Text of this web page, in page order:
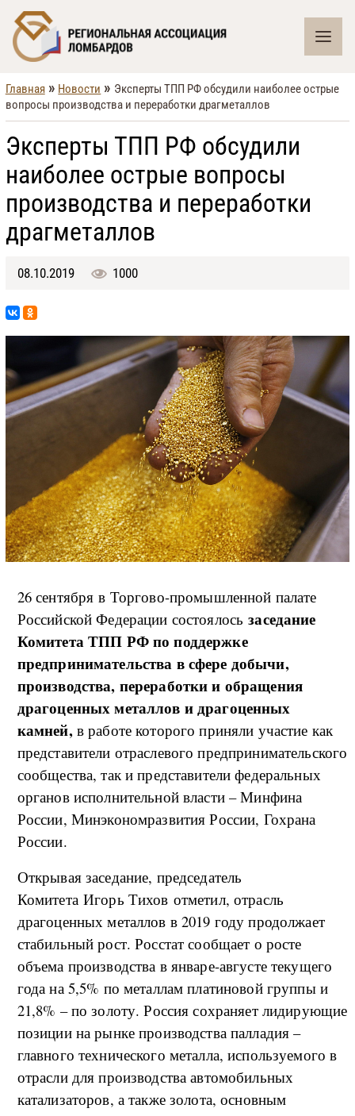
Главная » Новости » Эксперты ТПП РФ обсудили наиболее острые
вопросы производства и переработки драгметаллов
Эксперты ТПП РФ обсудили
наиболее острые вопросы
производства и переработки
драгметаллов
08.10.2019 1000
26 сентября в Торгово-промышленной палате
Российской Федерации состоялосьзаседание
Комитета ТПП РФ по поддержке
предпринимательства в сфере добычи,
производства, переработки и обращения
драгоценных металлов и драгоценных
камней,в работе которого приняли участие как
представители отраслевого предпринимательского
сообщества, так и представители федеральных
органов исполнительной власти – Минфина
России, Минэкономразвития России, Гохрана
России.
Открывая заседание, председатель
Комитета Игорь Тихов отметил, отрасль
драгоценных металлов в 2019 году продолжает
стабильный рост. Росстат сообщает о росте
объема производства в январе-августе текущего
года на 5,5% по металлам платиновой группы и
21,8% – по золоту. Россия сохраняет лидирующие
позиции на рынке производства палладия –
главного технического металла, используемого в
отрасли для производства автомобильных
катализаторов, а также золота, основным